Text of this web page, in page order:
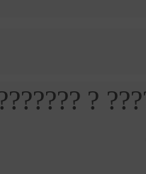
1) ?????